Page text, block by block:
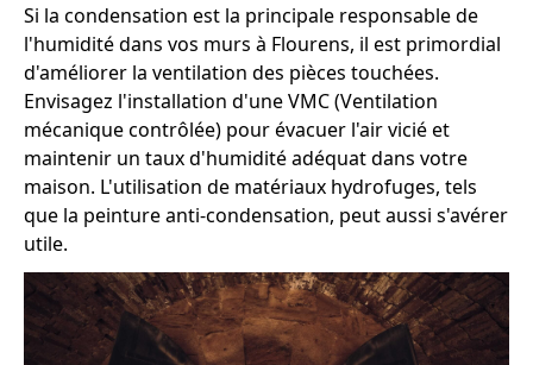
Si la condensation est la principale responsable de
l'humidité dans vos murs à Flourens, il est primordial
d'améliorer la ventilation des pièces touchées.
Envisagez l'installation d'une VMC (Ventilation
mécanique contrôlée) pour évacuer l'air vicié et
maintenir un taux d'humidité adéquat dans votre
maison. L'utilisation de matériaux hydrofuges, tels
que la peinture anti-condensation, peut aussi s'avérer
utile.